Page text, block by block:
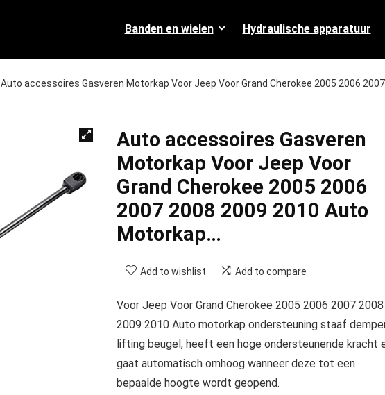
Banden en wielen Hydraulische apparatuur
Auto accessoires Gasveren Motorkap Voor Jeep Voor Grand Cherokee 2005 2006 2007
Auto accessoires Gasveren
Motorkap Voor Jeep Voor
Grand Cherokee 2005 2006
2007 2008 2009 2010 Auto
Motorkap…
Add to wishlist Add to compare
Voor Jeep Voor Grand Cherokee 2005 2006 2007 2008
2009 2010 Auto motorkap ondersteuning staaf
lifting beugel, heeft een hoge ondersteunende kracht
gaat automatisch omhoog wanneer deze tot een
bepaalde hoogte wordt geopend.